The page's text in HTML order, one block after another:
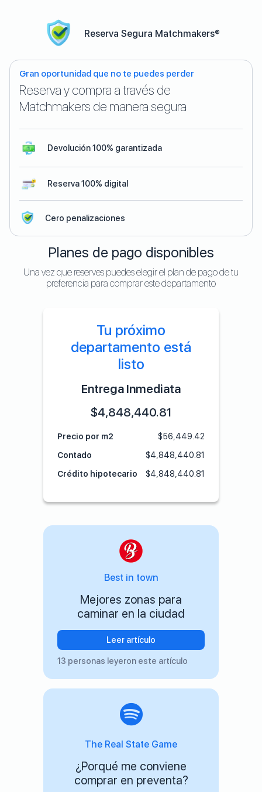
Reserva Segura Matchmakers®
Gran oportunidad que no te puedes perder
Reserva y compra a través de
Matchmakers de manera segura
Devolución 100% garantizada
Reserva 100% digital
Cero penalizaciones
Planes de pago disponibles
Una vez que reserves puedes elegir el plan de pago de tu
preferencia para comprar este departamento
Tu próximo
departamento está
listo
Entrega Inmediata
$4,848,440.81
Precio por m2 $56,449.42
Contado
$4,848,440.81
Crédito hipotecario
$4,848,440.81
Best in town
Mejores zonas para
caminar en la ciudad
Leer artículo
13 personas leyeron este artículo
The Real State Game
¿Porqué me conviene
comprar en preventa?